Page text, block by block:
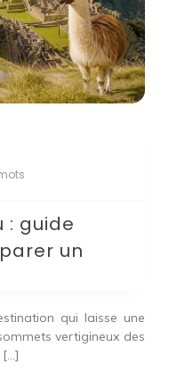
: guide
un
qui laisse une
vertigineux des
[…]